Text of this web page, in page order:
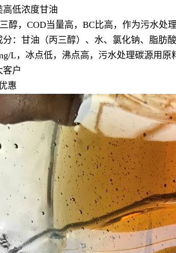
高低浓度甘油
醇，COD当量高，BC比高，作为污水
：甘油（丙三醇）、水、氯化钠、脂肪
L，冰点低，沸点高，污水处理碳源用
客户
惠